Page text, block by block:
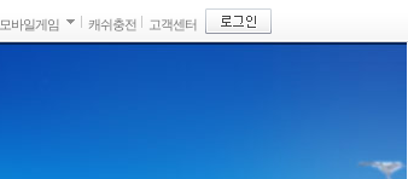
모바일게임 캐쉬충전 고객센터